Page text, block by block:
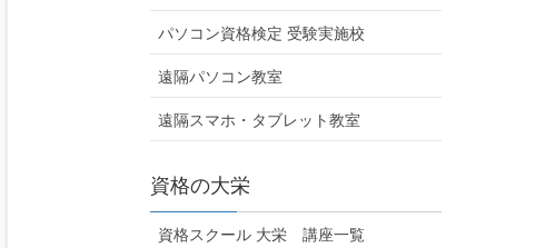
パソコン資格検定 受験実施校
遠隔パソコン教室
遠隔スマホ・タブレット教室
資格の大栄
資格スクール 大栄 講座一覧